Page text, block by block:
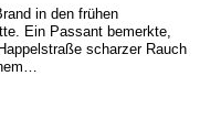
in den frühen
Ein Passant bemerkte,
scharzer Rauch